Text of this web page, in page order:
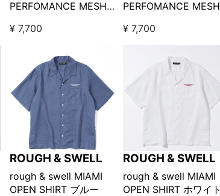
PERFOMANCE MESH
/ ブルー系
¥ 7,700
PERFOMANCE MESH
/ ブラック
¥ 7,700
ROUGH & SWELL
rough & swell MIAMI
OPEN SHIRT ブルー
ROUGH & SWELL
rough & swell MIAMI
OPEN SHIRT ホワイト